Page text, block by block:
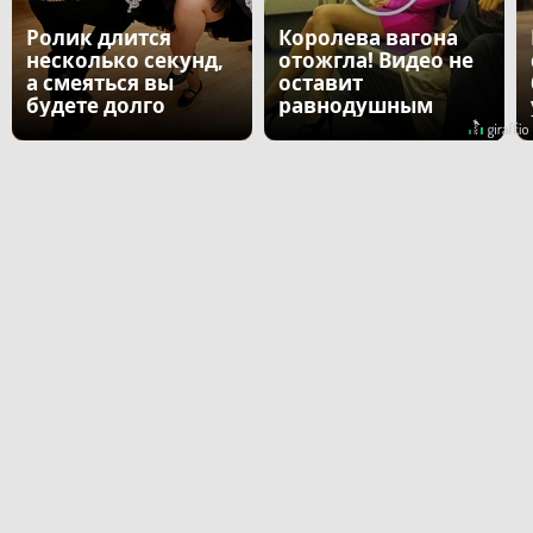
Ролик длится
несколько секунд,
а смеяться вы
будете долго
Королева вагона
отожгла! Видео не
оставит
равнодушным